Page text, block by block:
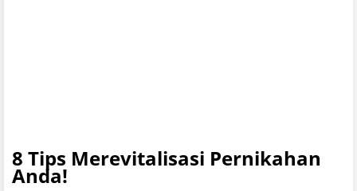
8 Tips Merevitalisasi Pernikahan
Anda!